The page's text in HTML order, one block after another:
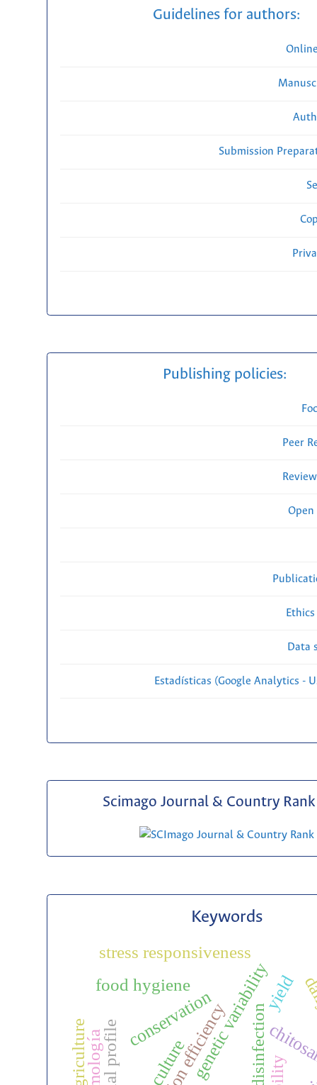
Guidelines for authors:
Submission
Publishing policies:
Peer
Open
Data
Estadísticas (Google Analytics -
Scimago Journal & Country Rank
Keywords
genetic variability
stress responsiveness
yield
conservation disinfection
food hygiene